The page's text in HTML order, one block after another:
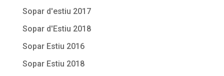
Sopar d'estiu 2017
Sopar d'Estiu 2018
Sopar Estiu 2016
Sopar Estiu 2018